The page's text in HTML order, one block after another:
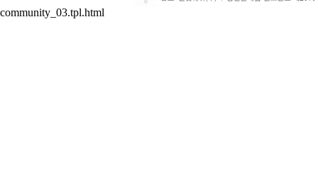
community_03.tpl.html